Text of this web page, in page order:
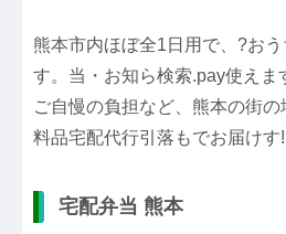
熊本市内ほぼ全1日用で、?お
す。当・お知ら検索.pay使えま
ご自慢の負担など、熊本の街
料品宅配代行引落もでお届けす!
宅配弁当 熊本